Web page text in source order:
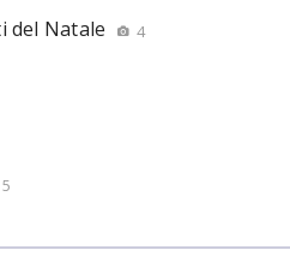
del Natale 4
5